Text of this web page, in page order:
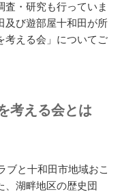
査・研究も行っていま
及び遊部屋十和田が所
考える会」についてご
考える会とは
ブと十和田市地域おこ
、湖畔地区の歴史団